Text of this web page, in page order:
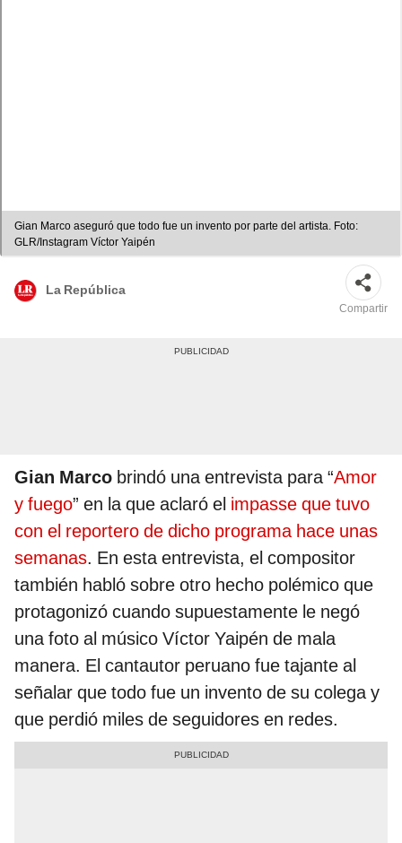
Gian Marco aseguró que todo fue un invento por parte del artista. Foto:
GLR/Instagram Víctor Yaipén
La República
Compartir
Gian Marco brindó una entrevista para “Amor
y fuego” en la que aclaró el impasse que tuvo
con el reportero de dicho programa hace unas
semanas. En esta entrevista, el compositor
también habló sobre otro hecho polémico que
protagonizó cuando supuestamente le negó
una foto al músico Víctor Yaipén de mala
manera. El cantautor peruano fue tajante al
señalar que todo fue un invento de su colega y
que perdió miles de seguidores en redes.